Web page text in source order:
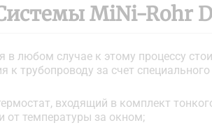
MiNi-Rohr
любом случае к этому процессу
к трубопроводу за счет
входящий в комплект
от температуры за окном;